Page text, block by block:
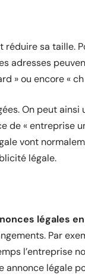
sa taille.
adresses
» ou encore «
On peut ainsi
de « entreprise
vont
légale.
légales
Par
l’entreprise
annonce légale